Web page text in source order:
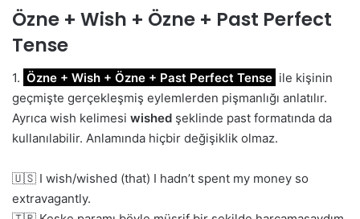
Özne + Wish + Özne + Past Perfect
Tense
1. Özne + Wish + Özne + Past Perfect Tense ile kişinin
geçmişte gerçekleşmiş eylemlerden pişmanlığı anlatılır.
Ayrıca wish kelimesi wished şeklinde past formatında da
kullanılabilir. Anlamında hiçbir değişiklik olmaz.
🇺🇸 I wish/wished (that) I hadn’t spent my money so
extravagantly.